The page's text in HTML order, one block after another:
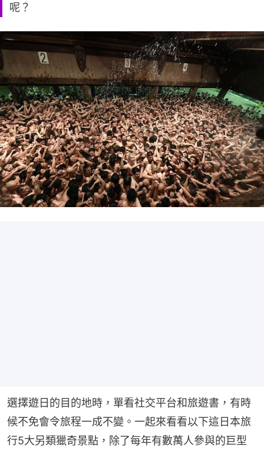
呢？
選擇遊日的目的地時，單看社交平台和旅遊書，有時
候不免會令旅程一成不變。一起來看看以下這日本旅
行5大另類獵奇景點，除了每年有數萬人參與的巨型